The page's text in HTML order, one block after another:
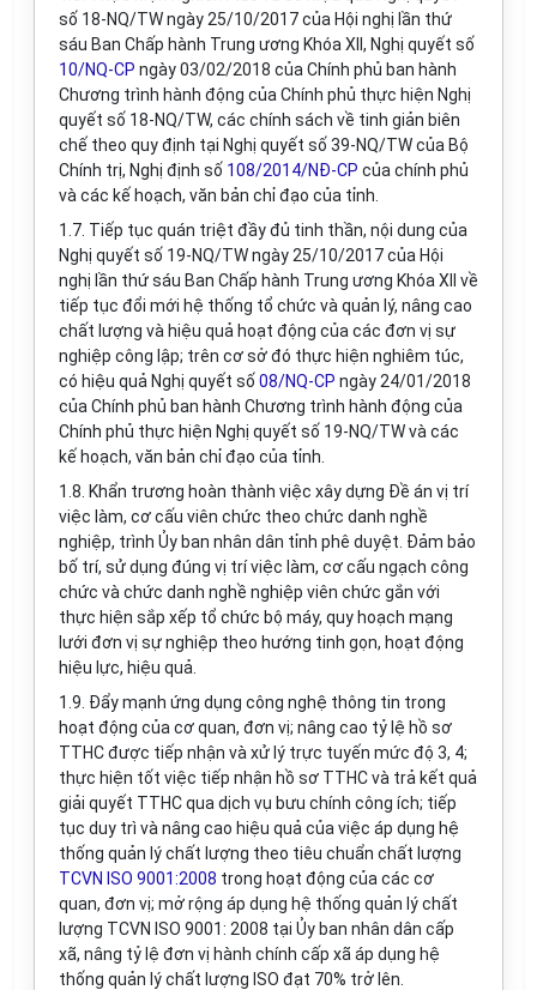
số 18-NQ/TW ngày 25/10/2017 của Hội nghị lần thứ
sáu Ban Chấp hành Trung ương Khóa XII, Nghị quyết số
10/NQ-CP ngày 03/02/2018 của Chính phủ ban hành
Chương trình hành động của Chính phủ thực hiện Nghị
quyết số 18-NQ/TW, các chính sách về tinh giản biên
chế theo quy định tại Nghị quyết số 39-NQ/TW của Bộ
Chính trị, Nghị định số 108/2014/NĐ-CP của chính phủ
và các kế hoạch, văn bản chỉ đạo của tỉnh.
1.7. Tiếp tục quán triệt đầy đủ tinh thần, nội dung của
Nghị quyết số 19-NQ/TW ngày 25/10/2017 của Hội
nghị lần thứ sáu Ban Chấp hành Trung ương Khóa XII về
tiếp tục đổi mới hệ thống tổ chức và quản lý, nâng cao
chất lượng và hiệu quả hoạt động của các đơn vị sự
nghiệp công lập; trên cơ sở đó thực hiện nghiêm túc,
có hiệu quả Nghị quyết số 08/NQ-CP ngày 24/01/2018
của Chính phủ ban hành Chương trình hành động của
Chính phủ thực hiện Nghị quyết số 19-NQ/TW và các
kế hoạch, văn bản chỉ đạo của tỉnh.
1.8. Khẩn trương hoàn thành việc xây dựng Đề án vị trí
việc làm, cơ cấu viên chức theo chức danh nghề
nghiệp, trình Ủy ban nhân dân tỉnh phê duyệt. Đảm bảo
bố trí, sử dụng đúng vị trí việc làm, cơ cấu ngạch công
chức và chức danh nghề nghiệp viên chức gắn với
thực hiện sắp xếp tổ chức bộ máy, quy hoạch mạng
lưới đơn vị sự nghiệp theo hướng tinh gọn, hoạt động
hiệu lực, hiệu quả.
1.9. Đẩy mạnh ứng dụng công nghệ thông tin trong
hoạt động của cơ quan, đơn vị; nâng cao tỷ lệ hồ sơ
TTHC được tiếp nhận và xử lý trực tuyến mức độ 3, 4;
thực hiện tốt việc tiếp nhận hồ sơ TTHC và trả kết quả
giải quyết TTHC qua dịch vụ bưu chính công ích; tiếp
tục duy trì và nâng cao hiệu quả của việc áp dụng hệ
thống quản lý chất lượng theo tiêu chuẩn chất lượng
TCVN ISO 9001:2008 trong hoạt động của các cơ
quan, đơn vị; mở rộng áp dụng hệ thống quản lý chất
lượng TCVN ISO 9001: 2008 tại Ủy ban nhân dân cấp
xã, nâng tỷ lệ đơn vị hành chính cấp xã áp dụng hệ
thống quản lý chất lượng ISO đạt 70% trở lên.